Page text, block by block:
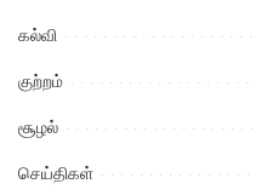
கல்வி
குற்றம்
சூழல்
செய்திகள்